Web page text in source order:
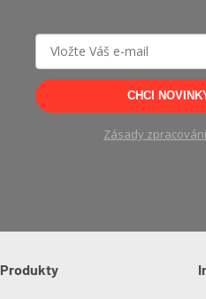
CHCI
Zásady
Produkty